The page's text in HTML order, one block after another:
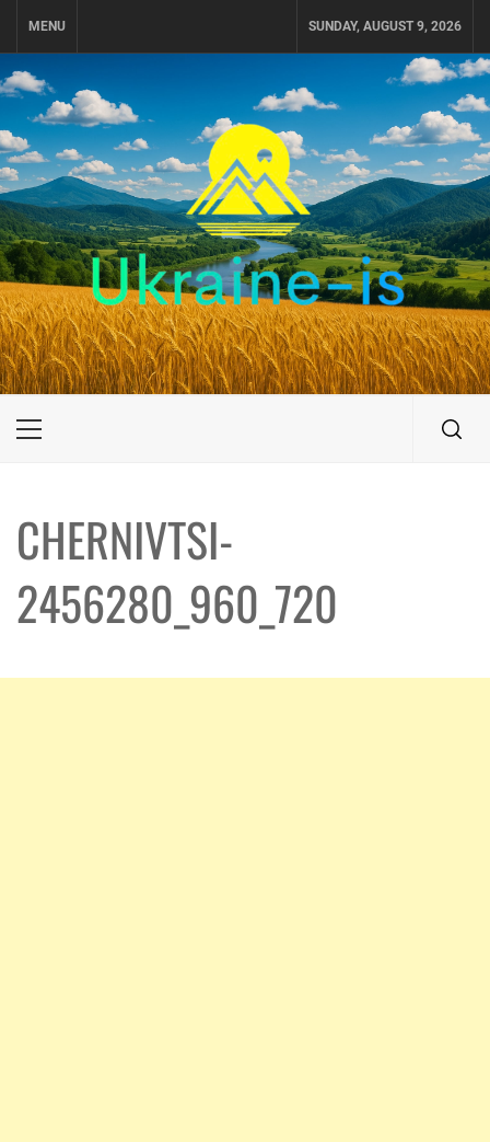
MENU SUNDAY, AUGUST 9, 2026
UKRAINE-IS
ПОДОРОЖI ПО УКРАЇНІ
Primary
CHERNIVTSI-
2456280_960_720